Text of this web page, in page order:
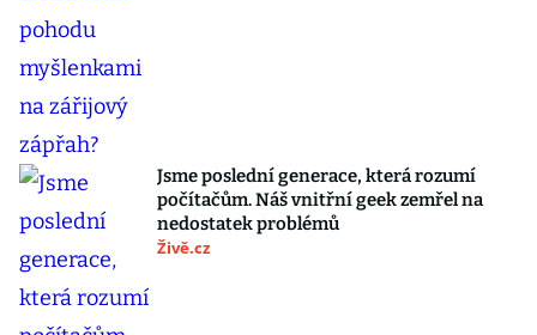
Jsme poslední generace, která rozumí
počítačům. Náš vnitřní geek zemřel na
nedostatek problémů
Živě.cz